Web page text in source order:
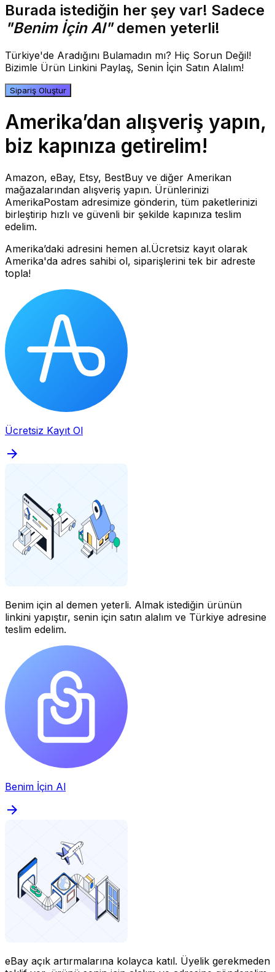
Burada istediğin her şey var! Sadece
"Benim İçin Al"demen yeterli!
Türkiye'de Aradığını Bulamadın mı? Hiç Sorun Değil!
Bizimle Ürün Linkini Paylaş, Senin İçin Satın Alalım!
Sipariş Oluştur
Amerika’dan alışveriş yapın,
biz kapınıza getirelim!
Amazon, eBay, Etsy, BestBuy ve diğer Amerikan
mağazalarından alışveriş yapın. Ürünlerinizi
AmerikaPostam adresimize gönderin, tüm paketlerinizi
birleştirip hızlı ve güvenli bir şekilde kapınıza teslim
edelim.
Amerika’daki adresini hemen al.Ücretsiz kayıt olarak
Amerika'da adres sahibi ol, siparişlerini tek bir adreste
topla!
Ücretsiz Kayıt Ol
Benim için al demen yeterli. Almak istediğin ürünün
linkini yapıştır, senin için satın alalım ve Türkiye adresine
teslim edelim.
Benim İçin Al
eBay açık artırmalarına kolayca katıl. Üyelik gerekmeden